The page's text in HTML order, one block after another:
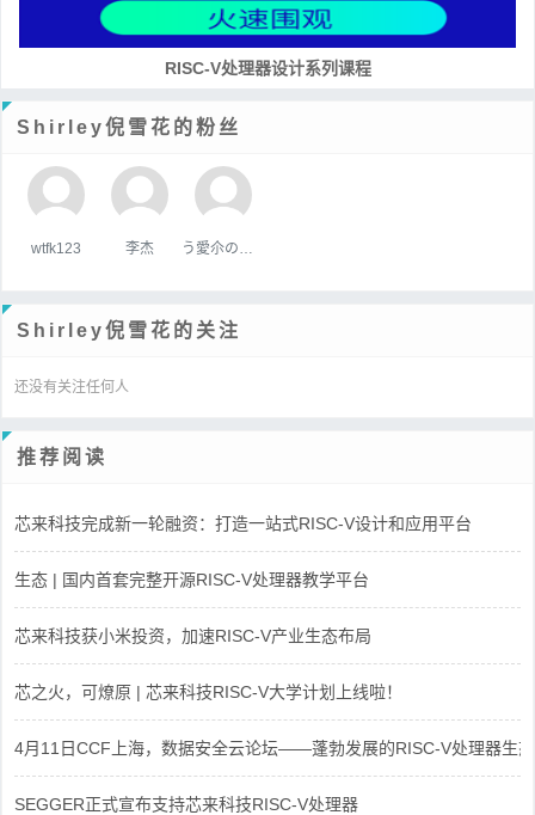
RISC-V处理器设计系列课程
Shirley倪雪花的粉丝
wtfk123 李杰
Shirley倪雪花的关注
还没有关注任何人
推荐阅读
芯来科技完成新一轮融资：打造一站式RISC-V设计和应用平台
生态 | 国内首套完整开源RISC-V处理器教学平台
芯来科技获小米投资，加速RISC-V产业生态布局
芯之火，可燎原 | 芯来科技RISC-V大学计划上线啦！
4月11日CCF上海，数据安全云论坛——蓬勃发展的RISC-V处理器生态
SEGGER正式宣布支持芯来科技RISC-V处理器